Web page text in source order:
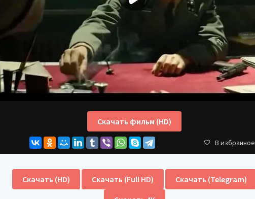
Скачать фильм (HD)
В избранное
Скачать (HD) Скачать (Full HD)
Скачать (Telegram)